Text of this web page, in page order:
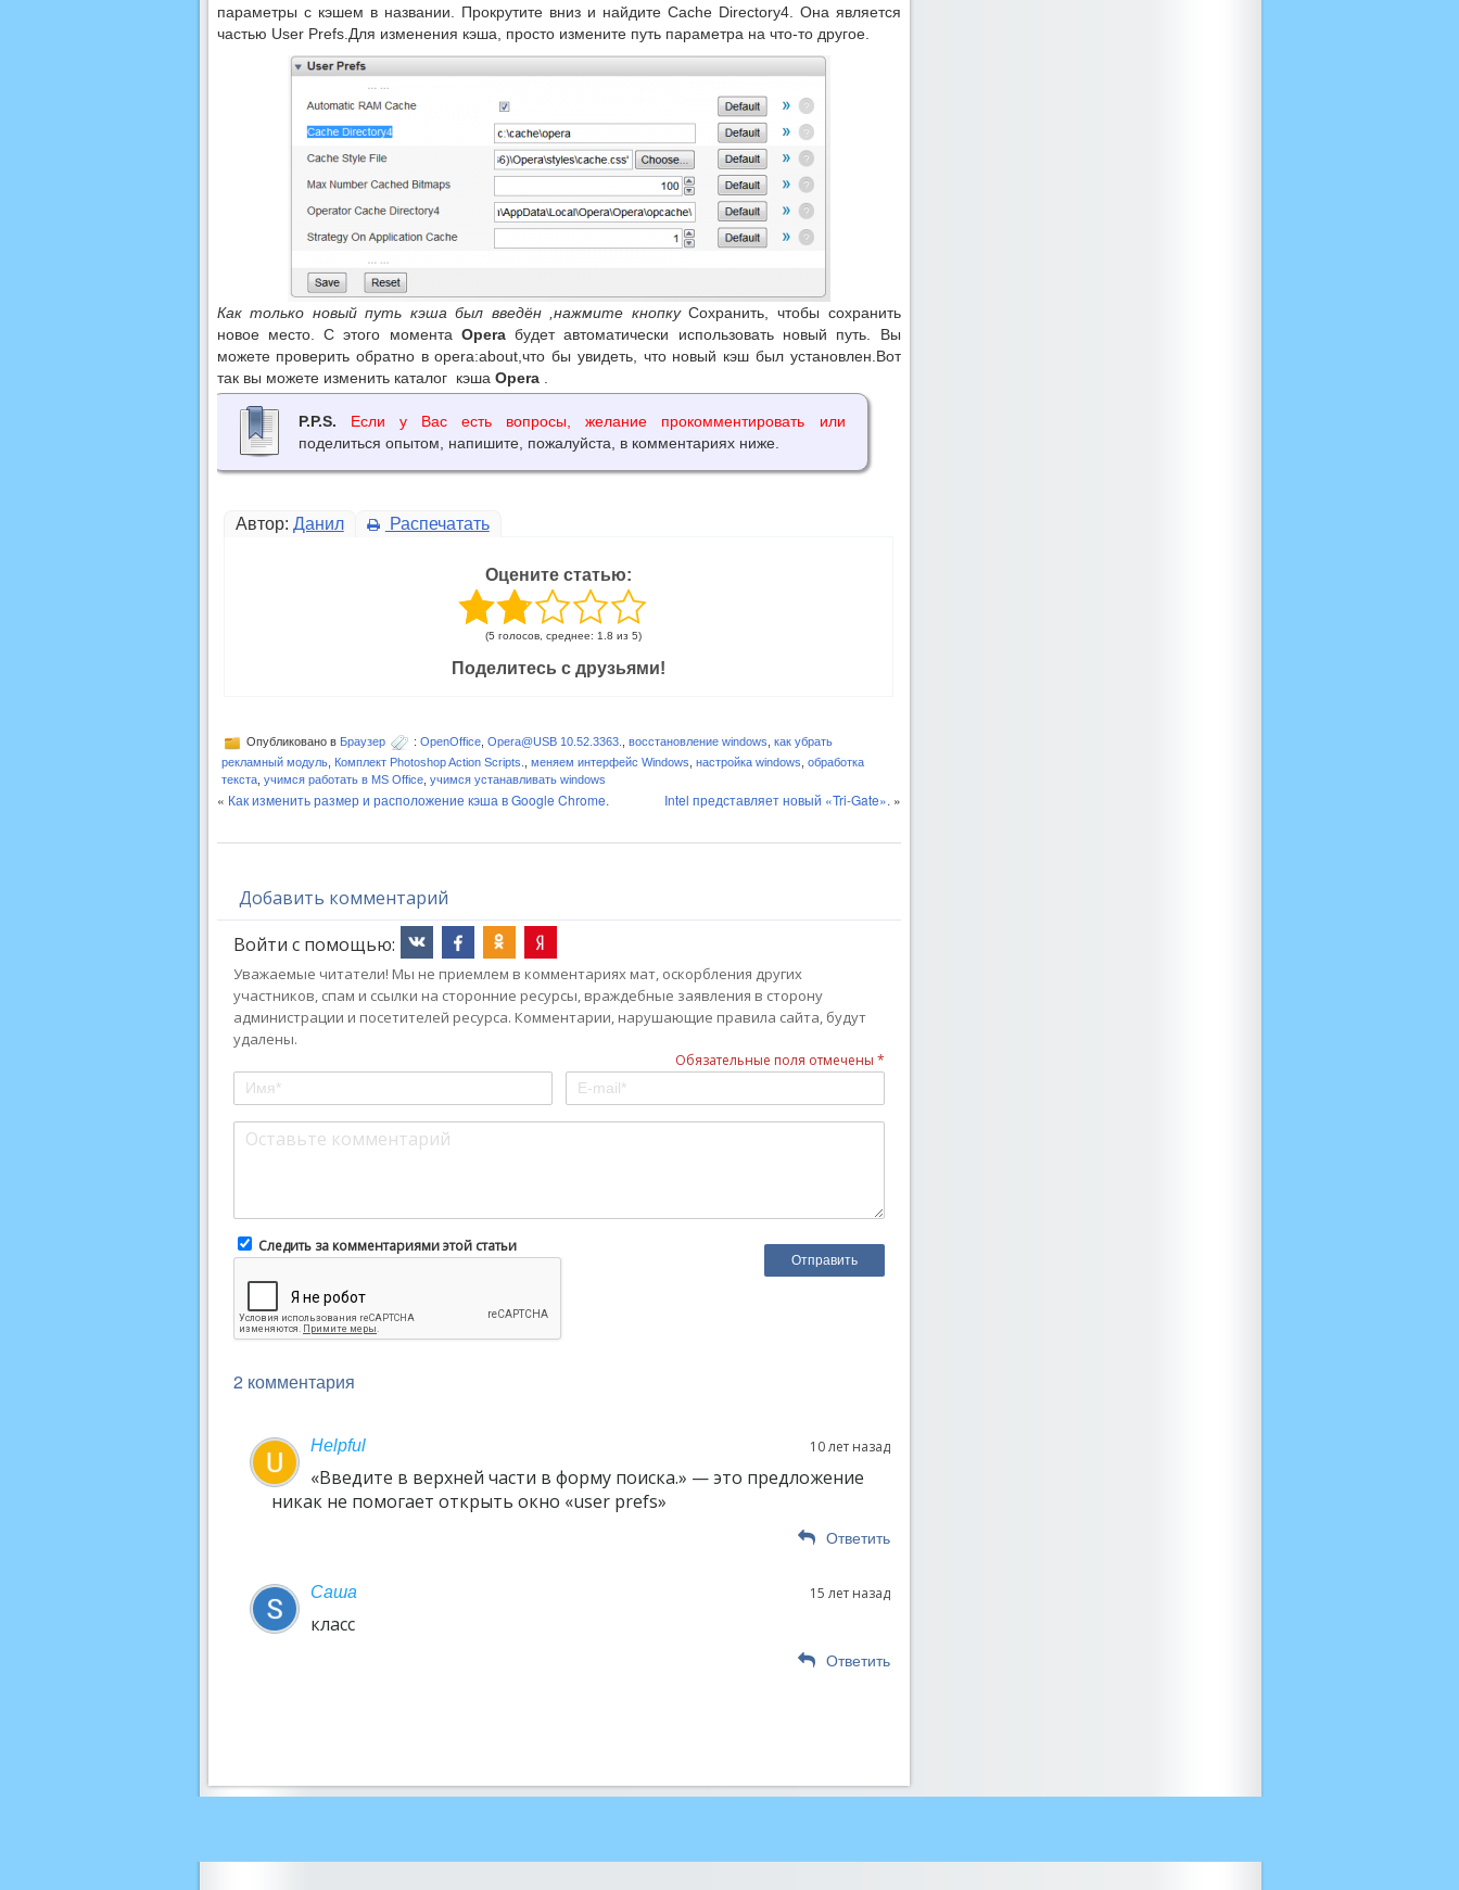
параметры с кэшем в названии. Прокрутите вниз и найдите Cache Directory4. Она является
частью User Prefs.Для изменения кэша, просто измените путь параметра на что-то другое.
Как только новый путь кэша был введён ,нажмите кнопкуСохранить, чтобы сохранить
новое место. С этого момента Operaбудет автоматически использовать новый путь. Вы
можете проверить обратно в opera:about,что бы увидеть, что новый кэш был установлен.Вот
так вы можете изменить каталог кэша Opera.
P.P.S.
Если у Вас есть вопросы, желание прокомментировать или
поделиться опытом, напишите, пожалуйста, в комментариях ниже.
Автор: Данил Распечатать
Оцените статью:
(5 голосов, среднее: 1.8 из 5)
Поделитесь с друзьями!
Опубликовано в Браузер : OpenOffice, Opera@USB 10.52.3363. восстановление windows как убрать
рекламный модуль, Комплект Photoshop Action Scripts. меняем интерфейс Windows настройка windows обработка
текста, учимся работать в MS Office, учимся устанавливать windows
« Как изменить размер и расположение кэша в Google Chrome. Intel представляет новый «Tri-Gate». »
Добавить комментарий
Войти с помощью:
Уважаемые читатели! Мы не приемлем в комментариях мат, оскорбления других
участников, спам и ссылки на сторонние ресурсы, враждебные заявления в сторону
администрации и посетителей ресурса. Комментарии, нарушающие правила сайта, будут
удалены.
Обязательные поля отмечены *
Следить за комментариями этой статьи
2 комментария
Helpful 10 лет назад
«Введите в верхней части в форму поиска.» — это предложение
никак не помогает открыть окно «user prefs»
Ответить
Саша 15 лет назад
класс
Ответить